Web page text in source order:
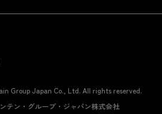
Group Japan Co., Ltd. All rights reserved.
テン・グループ・ジャパン株式会社